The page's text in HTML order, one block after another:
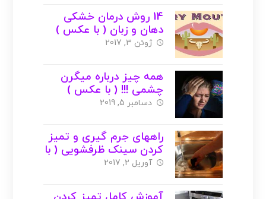
14 روش درمان خشکی
دهان و زبان ( با عکس )
ژوئن 3, 2017
همه چیز درباره میگرن
چشمی !!! ( با عکس )
دسامبر 5, 2019
راههای جرم گیری و تمیز
کردن سینک ظرفشویی ( با
عکس )
آوریل 2, 2017